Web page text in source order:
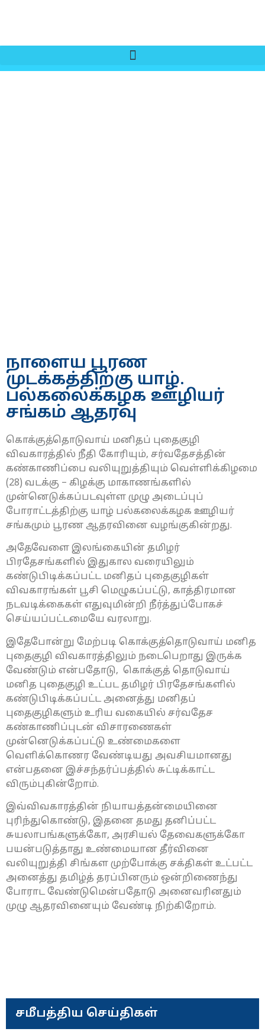
நாளைய பூரண
முடக்கத்திற்கு யாழ்.
பல்கலைக்கழக ஊழியர்
சங்கம் ஆதரவு
கொக்குத்தொடுவாய் மனிதப் புதைகுழி
விவகாரத்தில் நீதி கோரியும், சர்வதேசத்தின்
கண்காணிப்பை வலியுறுத்தியும் வெள்ளிக்கிழமை
(28) வடக்கு – கிழக்கு மாகாணங்களில்
முன்னெடுக்கப்படவுள்ள முழு அடைப்புப்
போராட்டத்திற்கு யாழ் பல்கலைக்கழக ஊழியர்
சங்கமும் பூரண ஆதரவினை வழங்குகின்றது.
அதேவேளை இலங்கையின் தமிழர்
பிரதேசங்களில் இதுகால வரையிலும்
கண்டுபிடிக்கப்பட்ட மனிதப் புதைகுழிகள்
விவகாரங்கள் பூசி மெழுகப்பட்டு, காத்திரமான
நடவடிக்கைகள் எதுவுமின்றி நீர்த்துப்போகச்
செய்யப்பட்டமையே வரலாறு.
இதேபோன்று மேற்படி கொக்குத்தொடுவாய் மனித
புதைகுழி விவகாரத்திலும் நடைபெறாது இருக்க
வேண்டும் என்பதோடு, கொக்குத் தொடுவாய்
மனித புதைகுழி உட்பட தமிழர் பிரதேசங்களில்
கண்டுபிடிக்கப்பட்ட அனைத்து மனிதப்
புதைகுழிகளும் உரிய வகையில் சர்வதேச
கண்காணிப்புடன் விசாரணைகள்
முன்னெடுக்கப்பட்டு உண்மைகளை
வெளிக்கொணர வேண்டியது அவசியமானது
என்பதனை இச்சந்தர்ப்பத்தில் சுட்டிக்காட்ட
விரும்புகின்றோம்.
இவ்விவகாரத்தின் நியாயத்தன்மையினை
புரிந்துகொண்டு, இதனை தமது தனிப்பட்ட
சுயலாபங்களுக்கோ, அரசியல் தேவைகளுக்கோ
பயன்படுத்தாது உண்மையான தீர்வினை
வலியுறுத்தி சிங்கள முற்போக்கு சக்திகள் உட்பட்ட
அனைத்து தமிழ்த் தரப்பினரும் ஒன்றிணைந்து
போராட வேண்டுமென்பதோடு அனைவரினதும்
முழு ஆதரவினையும் வேண்டி நிற்கிறோம்.
சமீபத்திய செய்திகள்